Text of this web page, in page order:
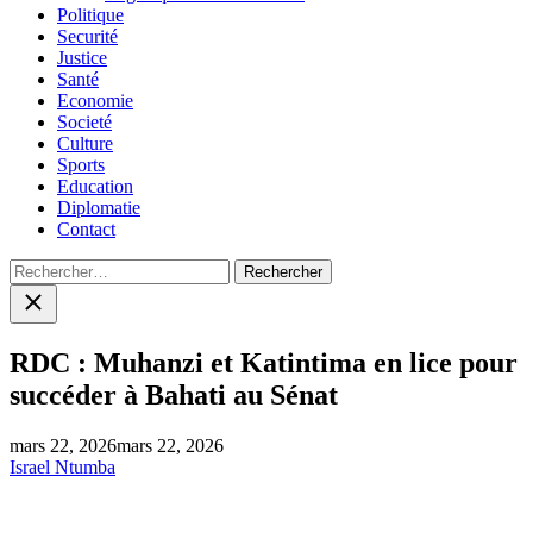
Politique
Securité
Justice
Santé
Economie
Societé
Culture
Sports
Education
Diplomatie
Contact
Rechercher :
Close
search
RDC : Muhanzi et Katintima en lice pour
succéder à Bahati au Sénat
mars 22, 2026mars 22, 2026
Israel Ntumba